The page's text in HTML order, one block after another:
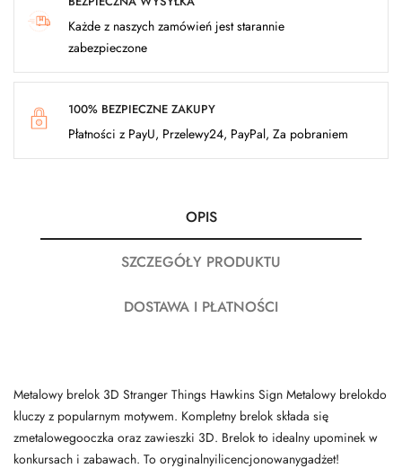
Każde z naszych zamówień jest starannie
zabezpieczone
100% BEZPIECZNE ZAKUPY
Płatności z PayU, Przelewy24, PayPal, Za pobraniem
OPIS
SZCZEGÓŁY PRODUKTU
DOSTAWA I PŁATNOŚCI
Metalowy brelok 3D Stranger Things Hawkins Sign Metalowy brelokdo
kluczy z popularnym motywem. Kompletny brelok składa się
zmetalowegooczka oraz zawieszki 3D. Brelok to idealny upominek w
konkursach i zabawach. To oryginalnyilicencjonowanygadżet!